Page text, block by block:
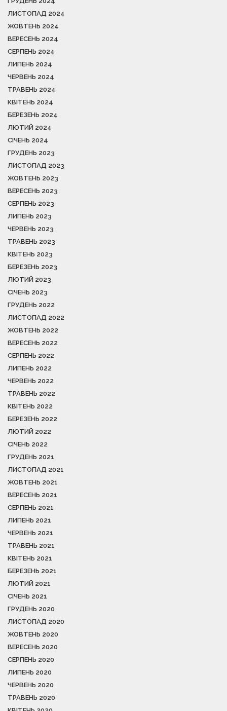
ЛИСТОПАД 2024
ЖОВТЕНЬ 2024
ВЕРЕСЕНЬ 2024
СЕРПЕНЬ 2024
ЛИПЕНЬ 2024
ЧЕРВЕНЬ 2024
ТРАВЕНЬ 2024
КВІТЕНЬ 2024
БЕРЕЗЕНЬ 2024
ЛЮТИЙ 2024
СІЧЕНЬ 2024
ГРУДЕНЬ 2023
ЛИСТОПАД 2023
ЖОВТЕНЬ 2023
ВЕРЕСЕНЬ 2023
СЕРПЕНЬ 2023
ЛИПЕНЬ 2023
ЧЕРВЕНЬ 2023
ТРАВЕНЬ 2023
КВІТЕНЬ 2023
БЕРЕЗЕНЬ 2023
ЛЮТИЙ 2023
СІЧЕНЬ 2023
ГРУДЕНЬ 2022
ЛИСТОПАД 2022
ЖОВТЕНЬ 2022
ВЕРЕСЕНЬ 2022
СЕРПЕНЬ 2022
ЛИПЕНЬ 2022
ЧЕРВЕНЬ 2022
ТРАВЕНЬ 2022
КВІТЕНЬ 2022
БЕРЕЗЕНЬ 2022
ЛЮТИЙ 2022
СІЧЕНЬ 2022
ГРУДЕНЬ 2021
ЛИСТОПАД 2021
ЖОВТЕНЬ 2021
ВЕРЕСЕНЬ 2021
СЕРПЕНЬ 2021
ЛИПЕНЬ 2021
ЧЕРВЕНЬ 2021
ТРАВЕНЬ 2021
КВІТЕНЬ 2021
БЕРЕЗЕНЬ 2021
ЛЮТИЙ 2021
СІЧЕНЬ 2021
ГРУДЕНЬ 2020
ЛИСТОПАД 2020
ЖОВТЕНЬ 2020
ВЕРЕСЕНЬ 2020
СЕРПЕНЬ 2020
ЛИПЕНЬ 2020
ЧЕРВЕНЬ 2020
ТРАВЕНЬ 2020